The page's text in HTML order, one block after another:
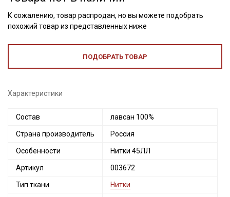
К сожалению, товар распродан, но вы можете подобрать
похожий товар из представленных ниже
ПОДОБРАТЬ ТОВАР
Характеристики
Состав лавсан 100%
Страна производитель Россия
Особенности Нитки 45ЛЛ
Артикул 003672
Тип ткани Нитки
Секретная рассылка от Купава
промокоды и скидки до 30% на узкие
категории тканей